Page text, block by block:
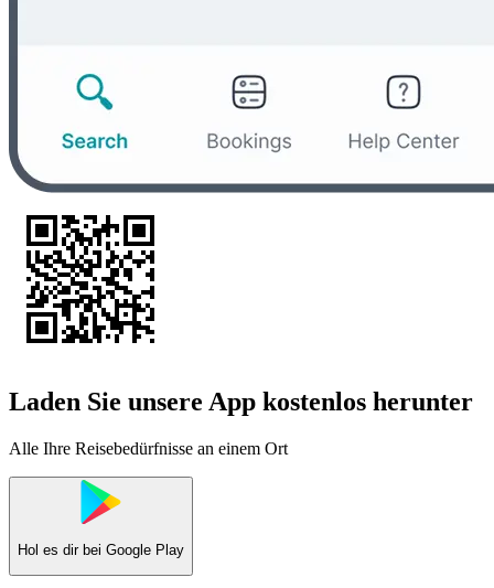
Laden Sie unsere App kostenlos herunter
Alle Ihre Reisebedürfnisse an einem Ort
Hol es dir bei Google Play